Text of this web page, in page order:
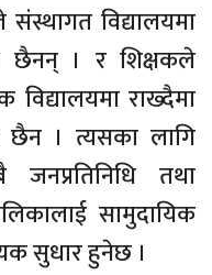
विद्यालयमा
छैनन् । र शिक्षकले
राख्दैमा
छैन । त्यसका लागि
तथा
सामुदायिक
सुधार हुनेछ ।